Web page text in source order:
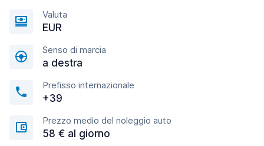
Valuta
EUR
Senso di marcia
a destra
Prefisso internazionale
+39
Prezzo medio del noleggio auto
58 € al giorno